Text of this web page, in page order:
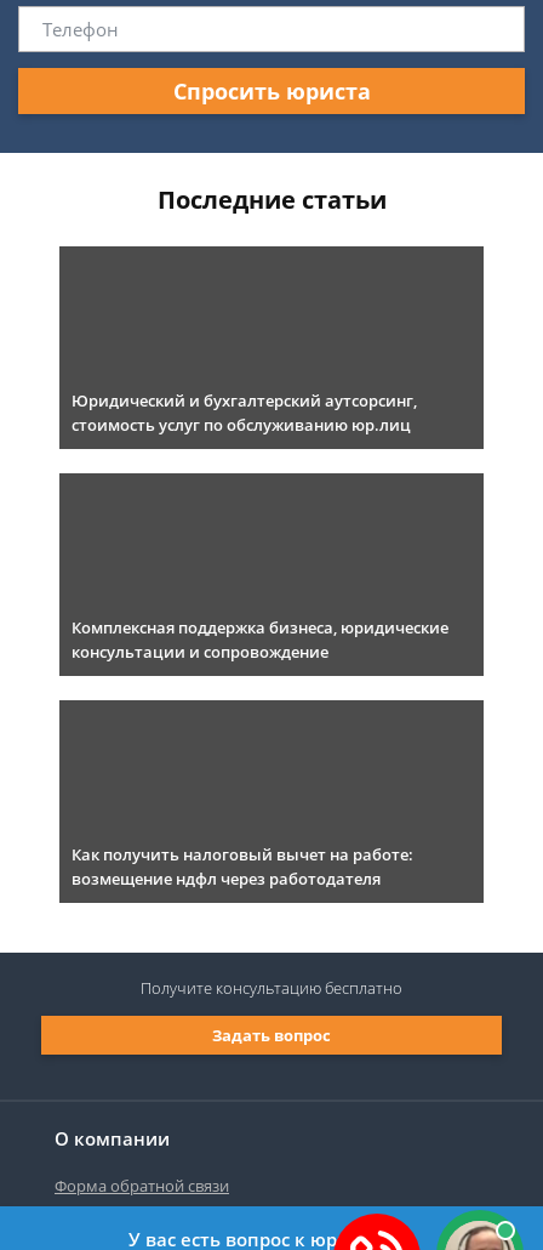
Спросить юриста
Последние статьи
Юридический и бухгалтерский аутсорсинг,
стоимость услуг по обслуживанию юр.лиц
Комплексная поддержка бизнеса, юридические
консультации и сопровождение
Как получить налоговый вычет на работе:
возмещение ндфл через работодателя
О компании
Форма обратной связи
Задать вопрос
Получите консультациюбесплатно
У вас есть вопрос к юристу?